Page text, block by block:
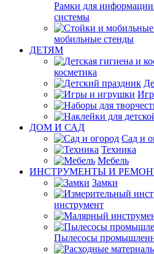
Рамки для
системы
мобильные стенды
ДЕТЯМ
косметика
ДОМ И САД
Сад и
Техника
Мебель
ИНСТРУМЕНТЫ И
Замки
инструмент
Пылесосы